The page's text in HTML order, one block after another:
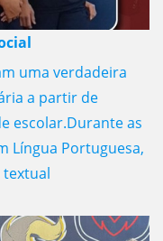
uma verdadeira
a partir de
escolar.Durante as
Língua Portuguesa,